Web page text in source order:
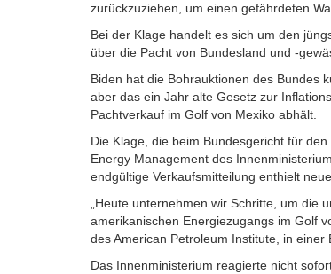
zurückzuziehen, um einen gefährdeten
Bei der Klage handelt es sich um den
über die Pacht von Bundesland und -
Biden hat die Bohrauktionen des Bundes
aber das ein Jahr alte Gesetz zur
Pachtverkauf im Golf von Mexiko abhält.
Die Klage, die beim Bundesgericht für
Energy Management des
endgültige Verkaufsmitteilung enthielt
„Heute unternehmen wir Schritte, um die
amerikanischen Energiezugangs im Golf
des American Petroleum Institute, in einer
Das Innenministerium reagierte nicht